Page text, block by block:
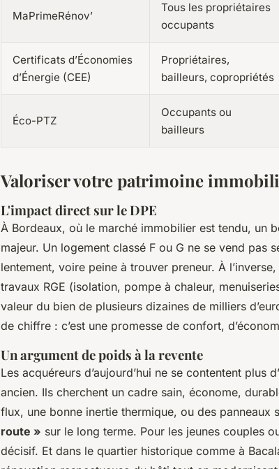
MaPrimeRénov’
Tous les propriétaires
occupants
Certificats d’Économies
d’Énergie (CEE)
Propriétaires,
bailleurs, copropriétés
Éco-PTZ
Occupants ou
bailleurs
Valoriser votre patrimoine
L'impact direct sur le DPE
À Bordeaux, où le marché immobilier est tendu, un
majeur. Un logement classé F ou G ne se vend pas
lentement, voire peine à trouver preneur. À
travaux RGE (isolation, pompe à chaleur,
valeur du bien de plusieurs dizaines de milliers
de chiffre : c’est une promesse de confort,
Un argument de poids à la revente
Les acquéreurs d’aujourd’hui ne se contentent plus
ancien. Ils cherchent un cadre sain, économe,
flux, une bonne inertie thermique, ou des panneaux
route » sur le long terme. Pour les jeunes couples
décisif. Et dans le quartier historique comme à